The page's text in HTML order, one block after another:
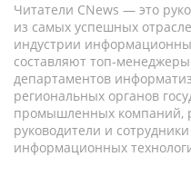
Читатели CNews — это
из самых успешных
индустрии
составляют топ-
департаментов
региональных органов
промышленных компаний,
руководители и
информационных